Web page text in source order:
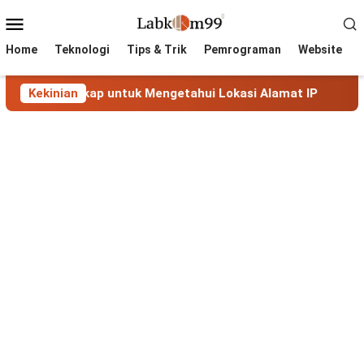
to
Menu
Home Teknologi Tips & Trik Pemrograman Website
Kekinian
untuk Mengetahui Lokasi Alamat IP MaxMind